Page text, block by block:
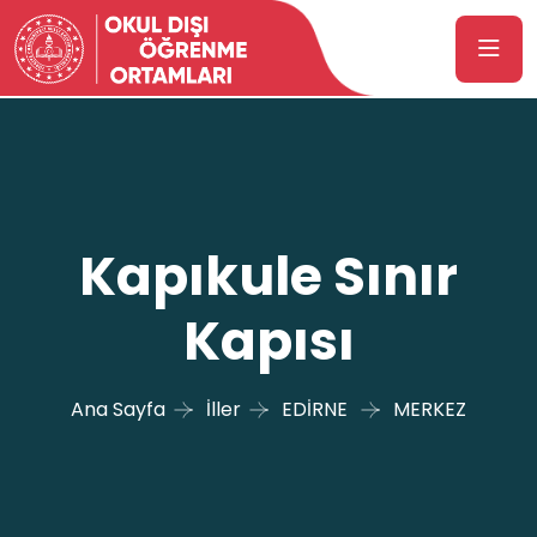
Kapıkule Sınır
Kapısı
Ana Sayfa İller EDİRNE MERKEZ